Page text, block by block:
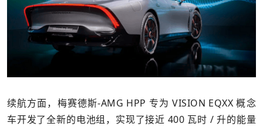
续航方面，梅赛德斯-AMG HPP 专为 VISION EQXX 概念
车开发了全新的电池组，实现了接近 400 瓦时 / 升的能量